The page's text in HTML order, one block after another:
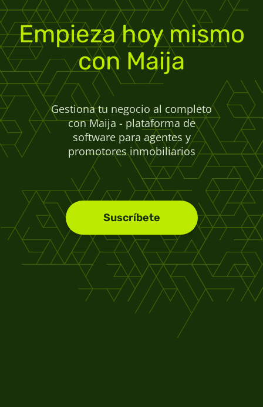
Empieza hoy mismo
con Maija
Gestiona tu negocio al completo
con Maija - plataforma de
software para agentes y
promotores inmobiliarios
Suscríbete